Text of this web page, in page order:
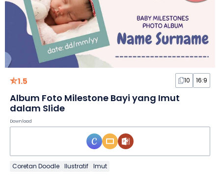
1.5 10 16:9
Album Foto Milestone Bayi yang Imut
dalam Slide
Download
Coretan Doodle Ilustratif Imut